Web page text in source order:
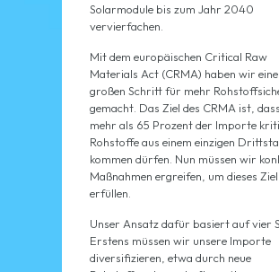
Solarmodule bis zum Jahr 2040
vervierfachen.
Mit dem europäischen Critical Raw
Materials Act (CRMA) haben wir
großen Schritt für mehr
gemacht. Das Ziel des CRMA ist,
mehr als 65 Prozent der Importe
Rohstoffe aus einem einzigen
kommen dürfen. Nun müssen wir
Maßnahmen ergreifen, um dieses
erfüllen.
Unser Ansatz dafür basiert auf vier
Erstens müssen wir unsere Importe
diversifizieren, etwa durch neue